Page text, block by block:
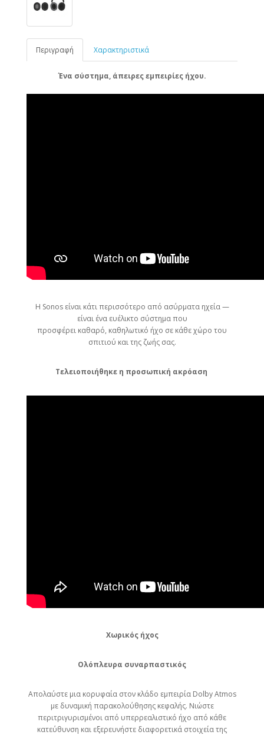
Περιγραφή Χαρακτηριστικά
Ένα σύστημα, άπειρες εμπειρίες ήχου.
Η Sonos είναι κάτι περισσότερο από ασύρματα ηχεία —
είναι ένα ευέλικτο σύστημα που
προσφέρει καθαρό, καθηλωτικό ήχο σε κάθε χώρο του
σπιτιού και της ζωής σας.
Τελειοποιήθηκε η προσωπική ακρόαση
Χωρικός ήχος
Ολόπλευρα συναρπαστικός
Απολαύστε μια κορυφαία στον κλάδο εμπειρία Dolby Atmos
με δυναμική παρακολούθησης κεφαλής. Νιώστε
περιτριγυρισμένοι από υπερρεαλιστικό ήχο από κάθε
κατεύθυνση και εξερευνήστε διαφορετικά στοιχεία της